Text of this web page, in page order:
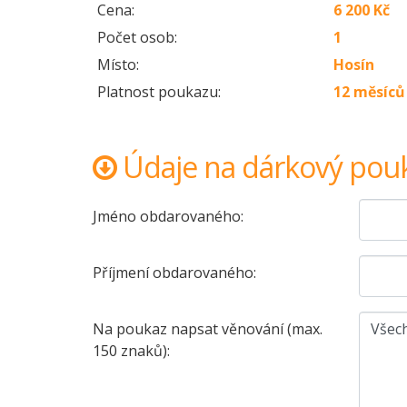
Cena:
6 200 Kč
Počet osob:
1
Místo:
Hosín
Platnost poukazu:
12 měsíců
Údaje na dárkový
Jméno obdarovaného:
Příjmení obdarovaného:
Na poukaz napsat věnování (max.
150 znaků):